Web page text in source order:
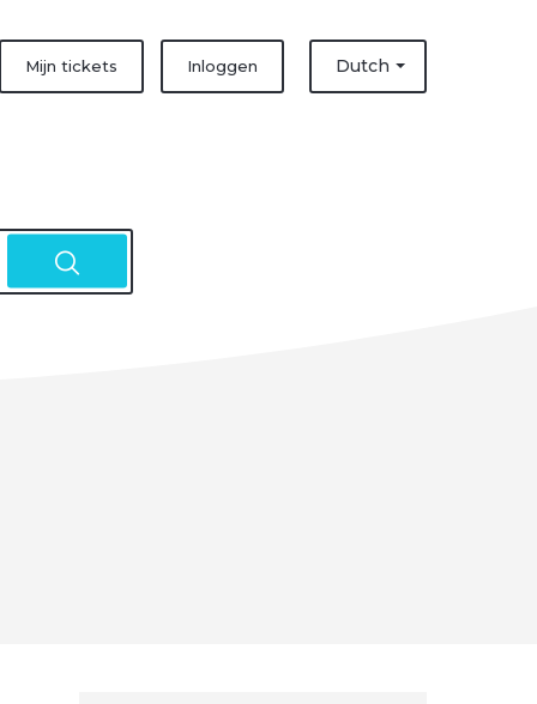
Mijn tickets Dutch
Inloggen